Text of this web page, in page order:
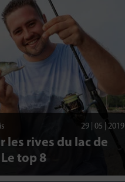
29 | 05 | 2019
les rives du lac de
top 8